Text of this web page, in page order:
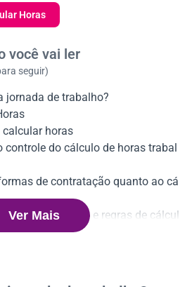
Horas
você vai ler
seguir)
jornada de trabalho?
calcular horas
controle do cálculo de horas trabal
de contratação quanto ao cá
de jornada e regras de cálcul
contratual e das políticas inte
Ver Mais